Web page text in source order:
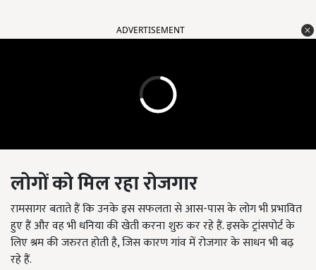
ADVERTISEMENT
लोगों को मिल रहा रोजगार
रामसागर बताते हैं कि उनके इस सफलता से आस-पास के लोग भी प्रभावित
हुए हैं और वह भी धनिया की खेती करना शुरु कर रहे हैं. इसके ट्रांसपोर्ट के
लिए श्रम की जरुरत होती है, जिस कारण गांव में रोजगार के साधन भी बढ़
रहे हैं.